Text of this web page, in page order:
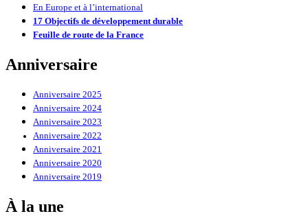
En Europe et à l’international
17 Objectifs de développement durable
Feuille de route de la France
Anniversaire
Anniversaire 2025
Anniversaire 2024
Anniversaire 2023
Anniversaire 2022
Anniversaire 2021
Anniversaire 2020
Anniversaire 2019
À la une